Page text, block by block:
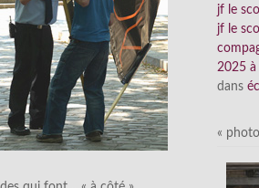
jf le
jf le
2025
dans
«